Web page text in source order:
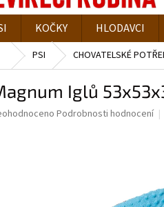
KOČKY HLODAVCI
Domů PSI CHOVATELSKÉ
Iglů
Podrobnosti hodnocení